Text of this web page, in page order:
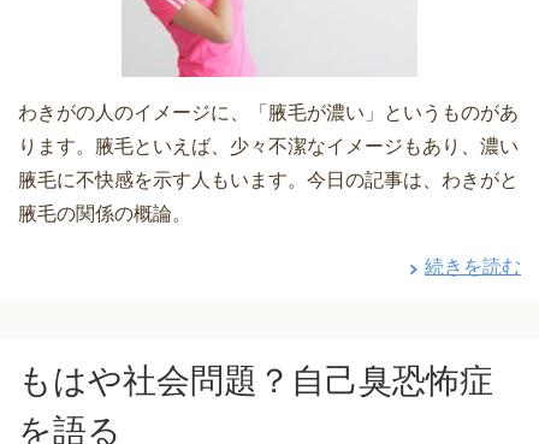
わきがの人のイメージに、「腋毛が濃い」というものがあ
ります。腋毛といえば、少々不潔なイメージもあり、濃い
腋毛に不快感を示す人もいます。今日の記事は、わきがと
腋毛の関係の概論。
続きを読む
もはや社会問題？自己臭恐怖症
を語る